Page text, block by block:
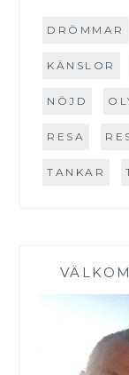
DRÖMMAR
KÄNSLOR
NÖJD
RESA
TANKAR